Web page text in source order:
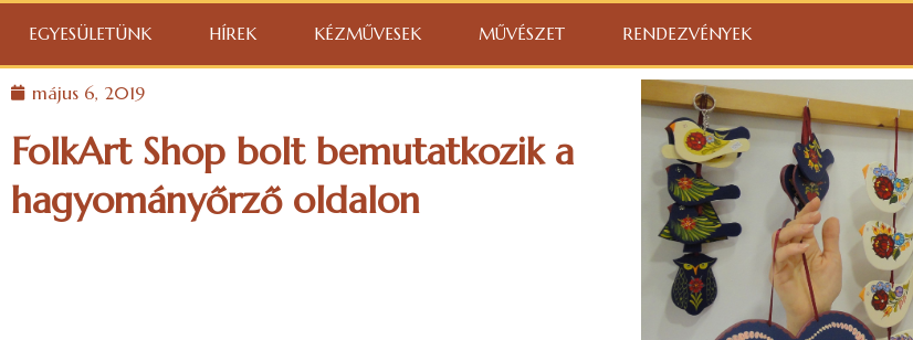
EGYESÜLETÜNK HÍREK KÉZMŰVESEK MŰVÉSZET RENDEZVÉNYEK
május 6, 2019
FolkArt Shop bolt bemutatkozik a
hagyományőrző oldalon